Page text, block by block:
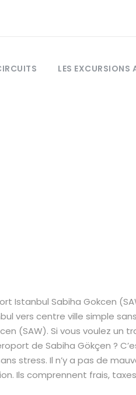
LES EXCURSIONS
Istanbul Sabiha Gokcen
vers centre ville simple
(SAW). Si vous voulez un
de Sabiha Gökçen ?
stress. Il n’y a pas de
Ils comprennent frais,